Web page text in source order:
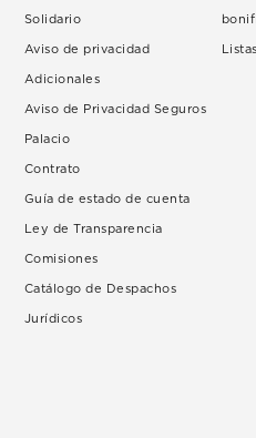
Solidario
Aviso de privacidad
Adicionales
Aviso de Privacidad Seguros
Palacio
Contrato
Guía de estado de cuenta
Ley de Transparencia
Comisiones
Catálogo de Despachos
Jurídicos